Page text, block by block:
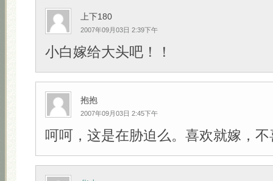
上下180
2007年09月03日 2:39下午
小白嫁给大头吧！！
抱抱
2007年09月03日 2:45下午
呵呵，这是在胁迫么。喜欢就嫁，